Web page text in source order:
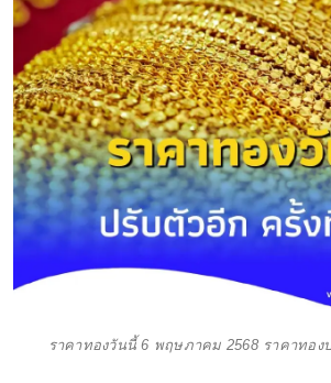
ราคาทองวันนี้ 6 พฤษภาคม 2568 ราคาทอง